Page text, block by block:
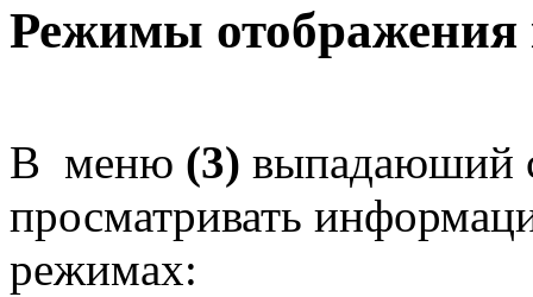
Режимы отображения
В меню (3) выпадаюший
просматривать
режимах: